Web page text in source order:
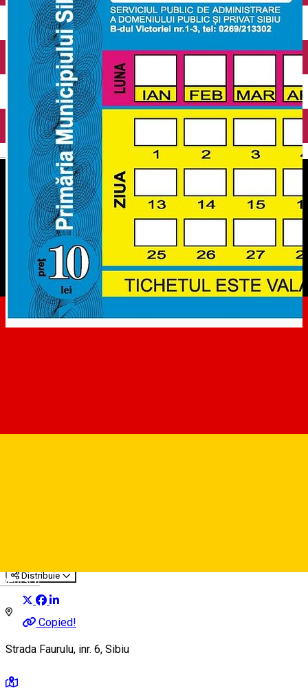
English
DeutschDistribuie
Copied!
Strada Faurulu, inr. 6, Sibiu